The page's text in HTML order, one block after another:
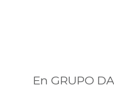
En GRUPO